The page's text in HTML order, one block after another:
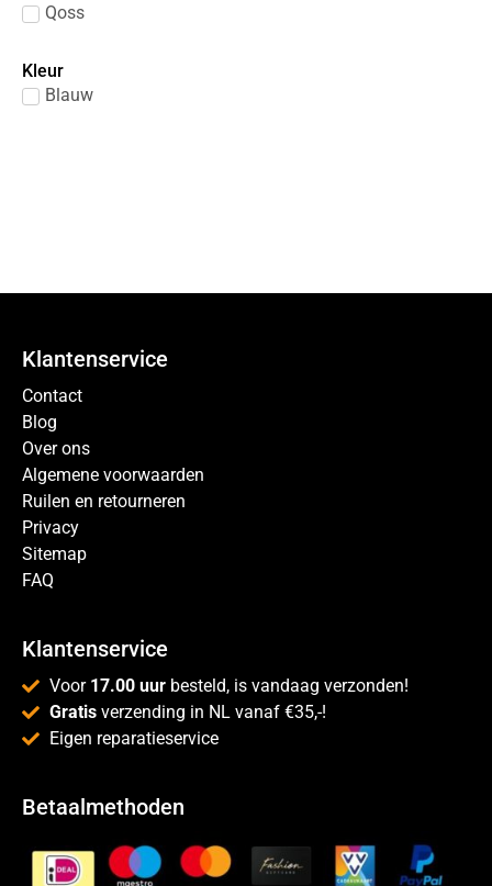
Qoss
Kleur
Blauw
Klantenservice
Contact
Blog
Over ons
Algemene voorwaarden
Ruilen en retourneren
Privacy
Sitemap
FAQ
Klantenservice
Voor 17.00 uur besteld, is vandaag verzonden!
Gratis verzending in NL vanaf €35,-!
Eigen reparatieservice
Betaalmethoden